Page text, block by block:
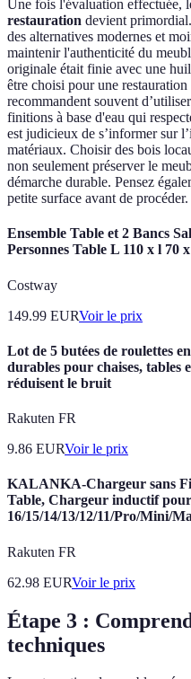
Une fois l'évaluation effectuée,
restauration devient
des alternatives modernes et
maintenir l'authenticité du
originale était finie avec une
être choisi pour une
recommandent souvent
finitions à base d'eau qui
est judicieux de s’informer sur
matériaux. Choisir des bois
non seulement préserver le
démarche durable. Pensez
petite surface avant de procéder.
Ensemble Table et 2 Bancs
Personnes Table L 110 x l 70
Costway
149.99 EURVoir le prix
Lot de 5 butées de roulettes
durables pour chaises, tables
réduisent le bruit
Rakuten FR
9.86 EURVoir le prix
KALANKA-Chargeur sans
Table, Chargeur inductif
16/15/14/13/12/11/Pro/Mini/
Rakuten FR
62.98 EURVoir le prix
Étape 3 :
techniques